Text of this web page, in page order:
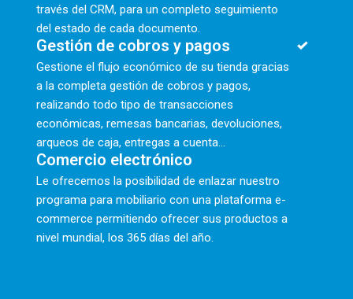
través del CRM, para un completo seguimiento
del estado de cada documento.
Gestión de cobros y pagos
Gestione el flujo económico de su tienda gracias
a la completa gestión de cobros y pagos,
realizando todo tipo de transacciones
económicas, remesas bancarias, devoluciones,
arqueos de caja, entregas a cuenta...
Comercio electrónico
Le ofrecemos la posibilidad de enlazar nuestro
programa para mobiliario con una plataforma e-
commerce permitiendo ofrecer sus productos a
nivel mundial, los 365 días del año.